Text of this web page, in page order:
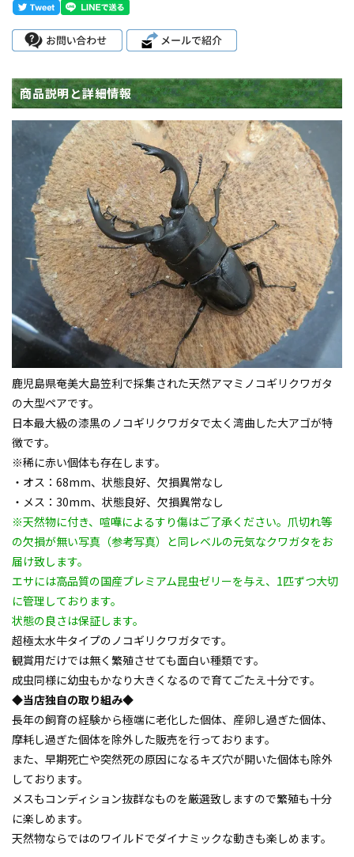
商品説明と詳細情報
鹿児島県奄美大島笠利で採集された天然アマミノコギリクワガタ
の大型ペアです。
日本最大級の漆黒のノコギリクワガタで太く湾曲した大アゴが特
徴です。
※稀に赤い個体も存在します。
・オス：68mm、状態良好、欠損異常なし
・メス：30mm、状態良好、欠損異常なし
※天然物に付き、喧嘩によるすり傷はご了承ください。爪切れ等
の欠損が無い写真（参考写真）と同レベルの元気なクワガタをお
届け致します。
エサには高品質の国産プレミアム昆虫ゼリーを与え、1匹ずつ大切
に管理しております。
状態の良さは保証します。
超極太水牛タイプのノコギリクワガタです。
観賞用だけでは無く繁殖させても面白い種類です。
成虫同様に幼虫もかなり大きくなるので育てごたえ十分です。
◆当店独自の取り組み◆
長年の飼育の経験から極端に老化した個体、産卵し過ぎた個体、
摩耗し過ぎた個体を除外した販売を行っております。
また、早期死亡や突然死の原因になるキズ穴が開いた個体も除外
しております。
メスもコンディション抜群なものを厳選致しますので繁殖も十分
に楽しめます。
天然物ならではのワイルドでダイナミックな動きも楽しめます。